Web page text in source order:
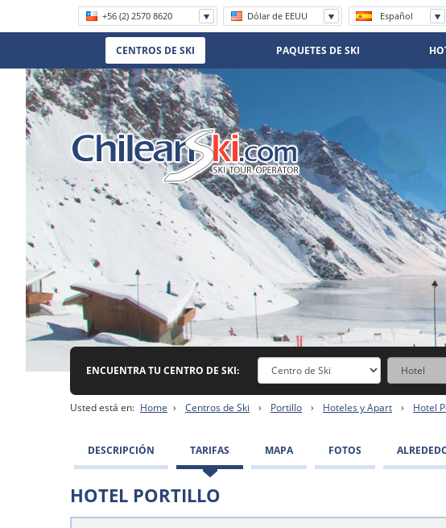
Español
English
Dólar de EEUU
+56 (2) 2570 8620
1 800 906 8056
(11) 5219-4105
(11) 3958 7071
CENTROS DE SKI PAQUETES DE SKI
ENCUENTRA TU CENTRO DE SKI:
DESCRIPCIÓN TARIFAS MAPA FOTOS
HOTEL PORTILLO
Usted está en: Home › Centros de Ski › Portillo › Hoteles y Apart › Hotel